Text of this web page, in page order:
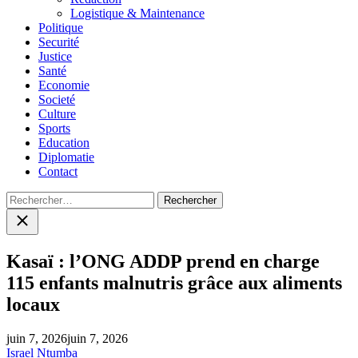
Logistique & Maintenance
Politique
Securité
Justice
Santé
Economie
Societé
Culture
Sports
Education
Diplomatie
Contact
Rechercher :
Close
search
Kasaï : l’ONG ADDP prend en charge
115 enfants malnutris grâce aux aliments
locaux
juin 7, 2026juin 7, 2026
Israel Ntumba